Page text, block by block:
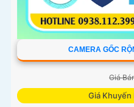
CAMERA GỐC
Giá
Giá Khuyến